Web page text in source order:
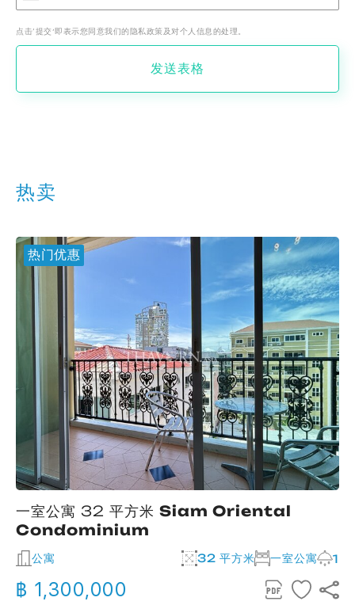
点击‘提交’即表示您同意我们的隐私政策及对个人信息的处理。
发送表格
热卖
热门优惠
一室公寓 32 平方米 Siam Oriental
Condominium
公寓 32 平方米 一室公寓 1
฿ 1,300,000